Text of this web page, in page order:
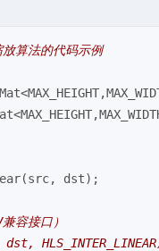
算法的代码示例
(src, dst);
容接口）